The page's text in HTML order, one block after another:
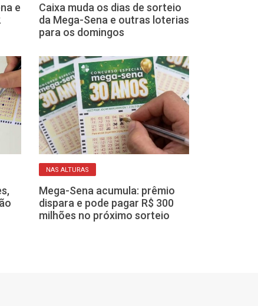
e
Caixa muda os dias de sorteio
da Mega-Sena e outras loterias
para os domingos
NAS ALTURAS
Mega-Sena acumula: prêmio
dispara e pode pagar R$ 300
milhões no próximo sorteio